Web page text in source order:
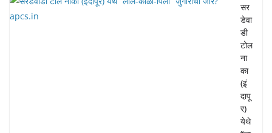
सर
डेवा
डी
टोल
ना
का
(इं
दापू
र)
येथे